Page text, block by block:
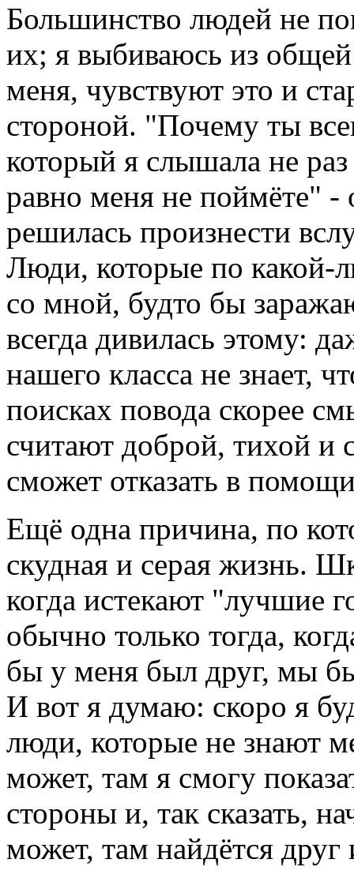
Большинство людей не
их; я выбиваюсь из
меня, чувствуют это и
стороной. "Почему ты
который я слышала не
равно меня не поймёте" -
решилась произнести
Люди, которые по какой-
со мной, будто бы
всегда дивилась этому:
нашего класса не знает,
поисках повода скорее
считают доброй, тихой и
сможет отказать в
Ещё одна причина, по
скудная и серая жизнь.
когда истекают "лучшие
обычно только тогда,
бы у меня был друг, мы
И вот я думаю: скоро я
люди, которые не знают
может, там я смогу
стороны и, так сказать,
может, там найдётся друг